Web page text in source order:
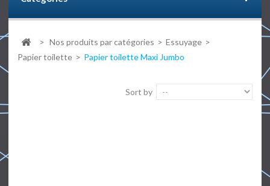
> Nos produits par catégories > Essuyage >
Papier toilette > Papier toilette Maxi Jumbo
Sort by